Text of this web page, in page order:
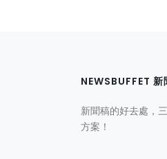
NEWSBUFFET
新聞稿的好去處，
方案！